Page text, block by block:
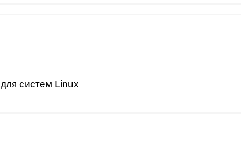
систем Linux